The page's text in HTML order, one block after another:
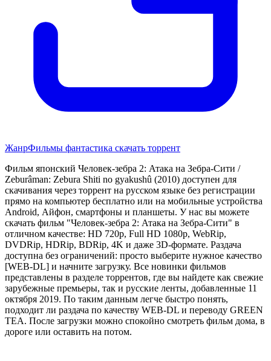
ЖанрФильмы фантастика скачать торрент
Фильм японский Человек-зебра 2: Атака на Зебра-Сити /
Zeburâman: Zebura Shiti no gyakushû (2010) доступен для
скачивания через торрент на русском языке без регистрации
прямо на компьютер бесплатно или на мобильные устройства
Android, Айфон, смартфоны и планшеты. У нас вы можете
скачать фильм "Человек-зебра 2: Атака на Зебра-Сити" в
отличном качестве: HD 720p, Full HD 1080p, WebRip,
DVDRip, HDRip, BDRip, 4K и даже 3D-формате. Раздача
доступна без ограничений: просто выберите нужное качество
[WEB-DL] и начните загрузку. Все новинки фильмов
представлены в разделе торрентов, где вы найдете как свежие
зарубежные премьеры, так и русские ленты, добавленные 11
октября 2019. По таким данным легче быстро понять,
подходит ли раздача по качеству WEB-DL и переводу GREEN
TEA. После загрузки можно спокойно смотреть фильм дома, в
дороге или оставить на потом.